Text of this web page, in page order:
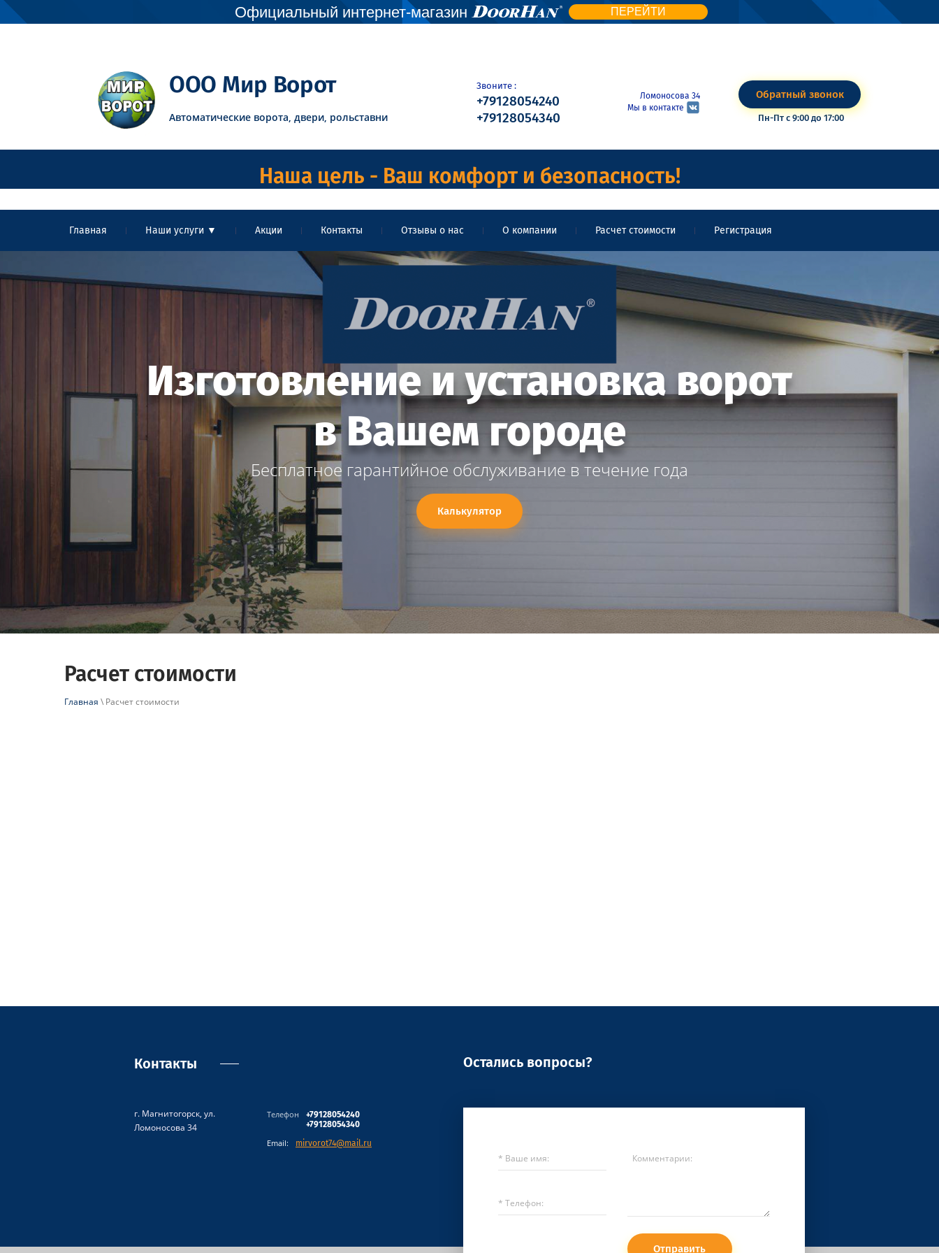
Официальный интернет-магазин ПЕРЕЙТИ
ООО Мир Ворот
Автоматические ворота, двери, рольставни
Звоните :
+79128054240
+79128054340
Ломоносова 34
Мы в контакте
Обратный звонок
Пн-Пт с 9:00 до 17:00
Наша цель - Ваш комфорт и безопасность!
Главная Наши услуги ▼ Акции Контакты Отзывы о нас О компании Расчет стоимости Регистрация
Изготовление и установка ворот
в Вашем городе
Бесплатное гарантийное обслуживание в течение года
Калькулятор
Расчет стоимости
Главная \ Расчет стоимости
Контакты
г. Магнитогорск, ул.
Ломоносова 34
Телефон
+79128054240
+79128054340
Email: mirvorot74@mail.ru
Остались вопросы?
Отправить